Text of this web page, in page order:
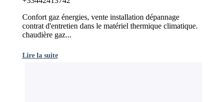
Confort gaz énergies, vente installation dépannage
contrat d'entretien dans le matériel thermique climatique.
chaudière gaz...
Lire la suite